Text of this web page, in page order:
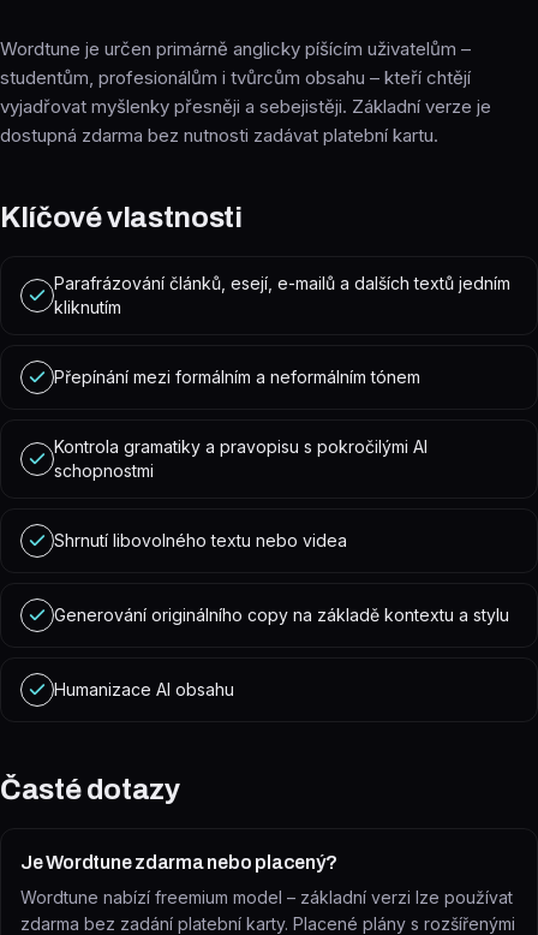
Wordtune je určen primárně anglicky píšícím uživatelům –
studentům, profesionálům i tvůrcům obsahu – kteří chtějí
vyjadřovat myšlenky přesněji a sebejistěji. Základní verze je
dostupná zdarma bez nutnosti zadávat platební kartu.
Klíčové vlastnosti
Parafrázování článků, esejí, e-mailů a dalších textů jedním
kliknutím
Přepínání mezi formálním a neformálním tónem
Kontrola gramatiky a pravopisu s pokročilými AI
schopnostmi
Shrnutí libovolného textu nebo videa
Generování originálního copy na základě kontextu a stylu
Humanizace AI obsahu
Časté dotazy
Je Wordtune zdarma nebo placený?
Wordtune nabízí freemium model – základní verzi lze používat
zdarma bez zadání platební karty. Placené plány s rozšířenými